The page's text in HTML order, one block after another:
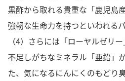
黒酢から取れる貴重な「鹿児島
強靭な生命力を持つといわれる
（4）さらには「ローヤルゼリ
不足しがちなミネラル「亜鉛」
た、気になるにんにくのもどり